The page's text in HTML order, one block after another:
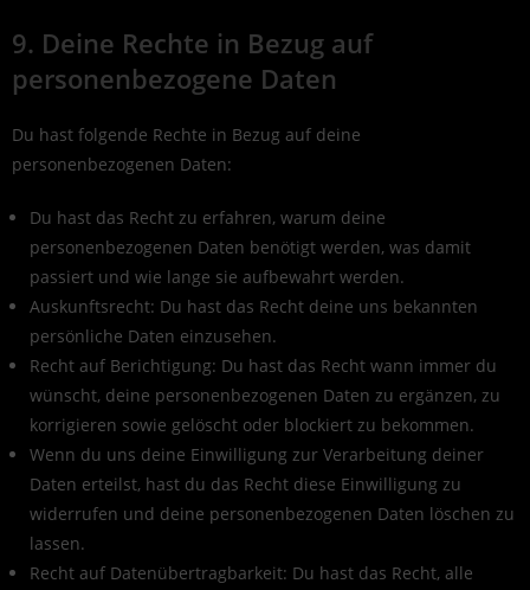
9. Deine Rechte in Bezug auf
personenbezogene Daten
Du hast folgende Rechte in Bezug auf deine
personenbezogenen Daten:
Du hast das Recht zu erfahren, warum deine
personenbezogenen Daten benötigt werden, was damit
passiert und wie lange sie aufbewahrt werden.
Auskunftsrecht: Du hast das Recht deine uns bekannten
persönliche Daten einzusehen.
Recht auf Berichtigung: Du hast das Recht wann immer du
wünscht, deine personenbezogenen Daten zu ergänzen, zu
korrigieren sowie gelöscht oder blockiert zu bekommen.
Wenn du uns deine Einwilligung zur Verarbeitung deiner
Daten erteilst, hast du das Recht diese Einwilligung zu
widerrufen und deine personenbezogenen Daten löschen zu
lassen.
Recht auf Datenübertragbarkeit: Du hast das Recht, alle